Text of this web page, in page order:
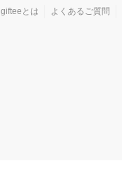
gifteeとは よくあるご質問